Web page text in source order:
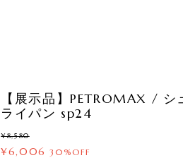
【展示品】PETROMAX / シ
ライパン sp24
¥8,580
¥6,006 30%OFF